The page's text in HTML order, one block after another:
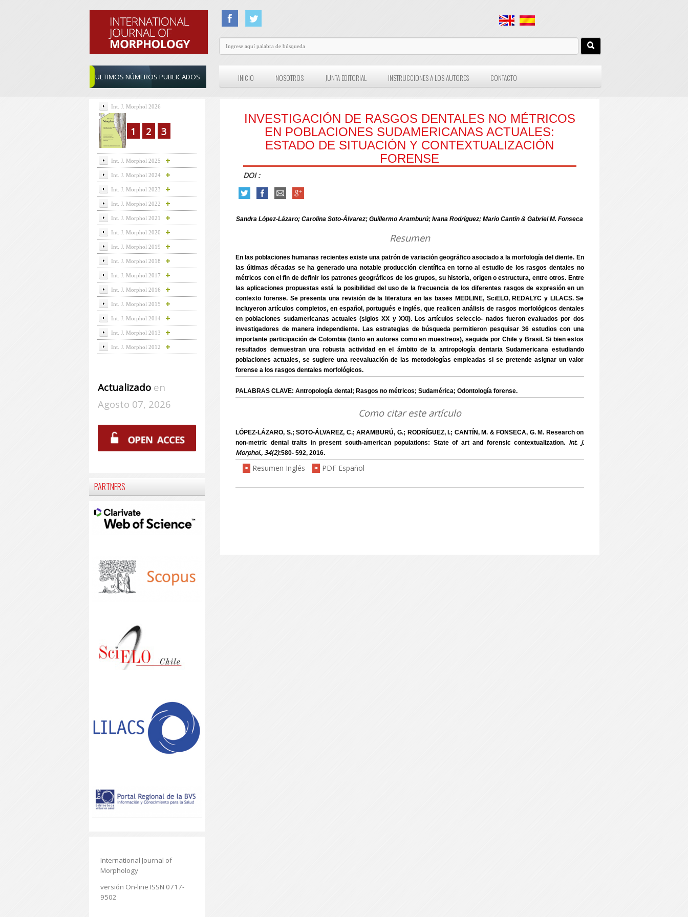
ULTIMOS NÚMEROS PUBLICADOS INICIO NOSOTROS JUNTA EDITORIAL INSTRUCCIONES A LOS AUTORES CONTACTO
INVESTIGACIÓN DE RASGOS DENTALES NO MÉTRICOS
EN POBLACIONES SUDAMERICANAS ACTUALES:
ESTADO DE SITUACIÓN Y CONTEXTUALIZACIÓN
FORENSE
DOI :
Sandra López-Lázaro; Carolina Soto-Álvarez; Guillermo Aramburú; Ivana Rodríguez; Mario Cantín & Gabriel M. Fonseca
Resumen
En las poblaciones humanas recientes existe una patrón de variación geográfico asociado a la morfología del diente. En
las últimas décadas se ha generado una notable producción científica en torno al estudio de los rasgos dentales no
métricos con el fin de definir los patrones geográficos de los grupos, su historia, origen o estructura, entre otros. Entre
las aplicaciones propuestas está la posibilidad del uso de la frecuencia de los diferentes rasgos de expresión en un
contexto forense. Se presenta una revisión de la literatura en las bases MEDLINE, SciELO, REDALYC y LILACS. Se
incluyeron artículos completos, en español, portugués e inglés, que realicen análisis de rasgos morfológicos dentales
en poblaciones sudamericanas actuales (siglos XX y XXI). Los artículos seleccio- nados fueron evaluados por dos
investigadores de manera independiente. Las estrategias de búsqueda permitieron pesquisar 36 estudios con una
importante participación de Colombia (tanto en autores como en muestreos), seguida por Chile y Brasil. Si bien estos
resultados demuestran una robusta actividad en el ámbito de la antropología dentaria Sudamericana estudiando
poblaciones actuales, se sugiere una reevaluación de las metodologías empleadas si se pretende asignar un valor
forense a los rasgos dentales morfológicos.
PALABRAS CLAVE: Antropología dental; Rasgos no métricos; Sudamérica; Odontología forense.
Como citar este artículo
LÓPEZ-LÁZARO, S.; SOTO-ÁLVAREZ, C.; ARAMBURÚ, G.; RODRÍGUEZ, I.; CANTÍN, M. & FONSECA, G. M. Research on
non-metric dental traits in present south-american populations: State of art and forensic contextualization. Int. J.
Morphol., 34(2):580- 592, 2016.
> Resumen Inglés > PDF Español
Int. J. Morphol 2026
1 2 3
Int. J. Morphol 2025
Int. J. Morphol 2024
Int. J. Morphol 2023
Int. J. Morphol 2022
Int. J. Morphol 2021
Int. J. Morphol 2020
Int. J. Morphol 2019
Int. J. Morphol 2018
Int. J. Morphol 2017
Int. J. Morphol 2016
Int. J. Morphol 2015
Int. J. Morphol 2014
Int. J. Morphol 2013
Int. J. Morphol 2012
Actualizadoen
Agosto 07, 2026
PARTNERS
International Journal of
Morphology
versión On-line ISSN 0717-
9502